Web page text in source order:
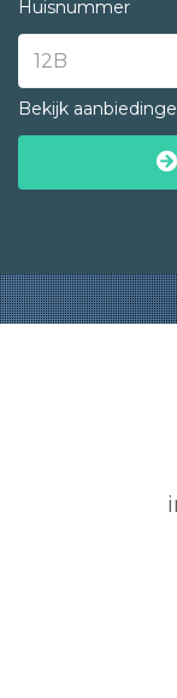
Huisnummer
Bekijk